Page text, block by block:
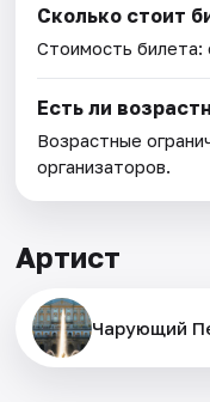
Сколько стоит
Стоимость билета:
Есть ли
Возрастные
организаторов.
Артист
Чарующий